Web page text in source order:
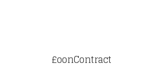
£oonContract